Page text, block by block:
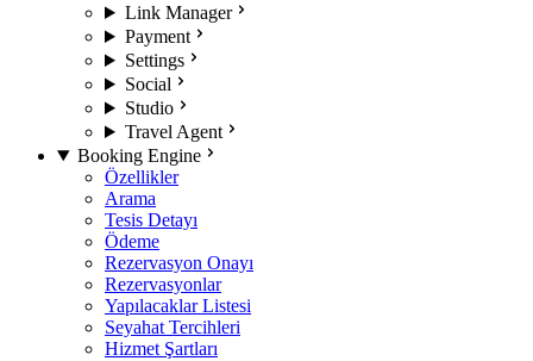
Link Manager
Payment
Settings
Social
Studio
Travel Agent
Booking Engine
Özellikler
Arama
Tesis Detayı
Ödeme
Rezervasyon Onayı
Rezervasyonlar
Yapılacaklar Listesi
Seyahat Tercihleri
Hizmet Şartları